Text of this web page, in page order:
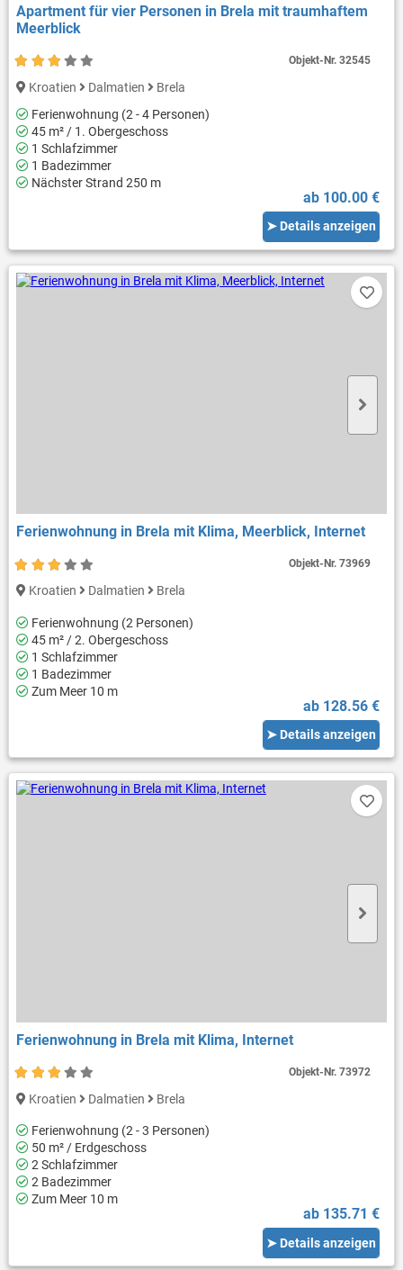
Apartment für vier Personen in Brela mit traumhaftem
Meerblick
Kroatien Dalmatien
Brela
Ferienwohnung (2 - 4 Personen)
45 m² / 1. Obergeschoss
1 Schlafzimmer
1 Badezimmer
Nächster Strand 250 m
ab 100.00 €
➤ Details anzeigen
Objekt-Nr.32545
Ferienwohnung in Brela mit Klima, Meerblick, Internet
Kroatien Dalmatien Brela
Ferienwohnung (2 Personen)
45 m² / 2. Obergeschoss
1 Schlafzimmer
1 Badezimmer
Zum Meer 10 m
ab 128.56 €
➤ Details anzeigen
Objekt-Nr.73969
Ferienwohnung in Brela mit Klima, Internet
Kroatien Dalmatien Brela
Ferienwohnung (2 - 3 Personen)
50 m² / Erdgeschoss
2 Schlafzimmer
2 Badezimmer
Zum Meer 10 m
ab 135.71 €
➤ Details anzeigen
Objekt-Nr.73972